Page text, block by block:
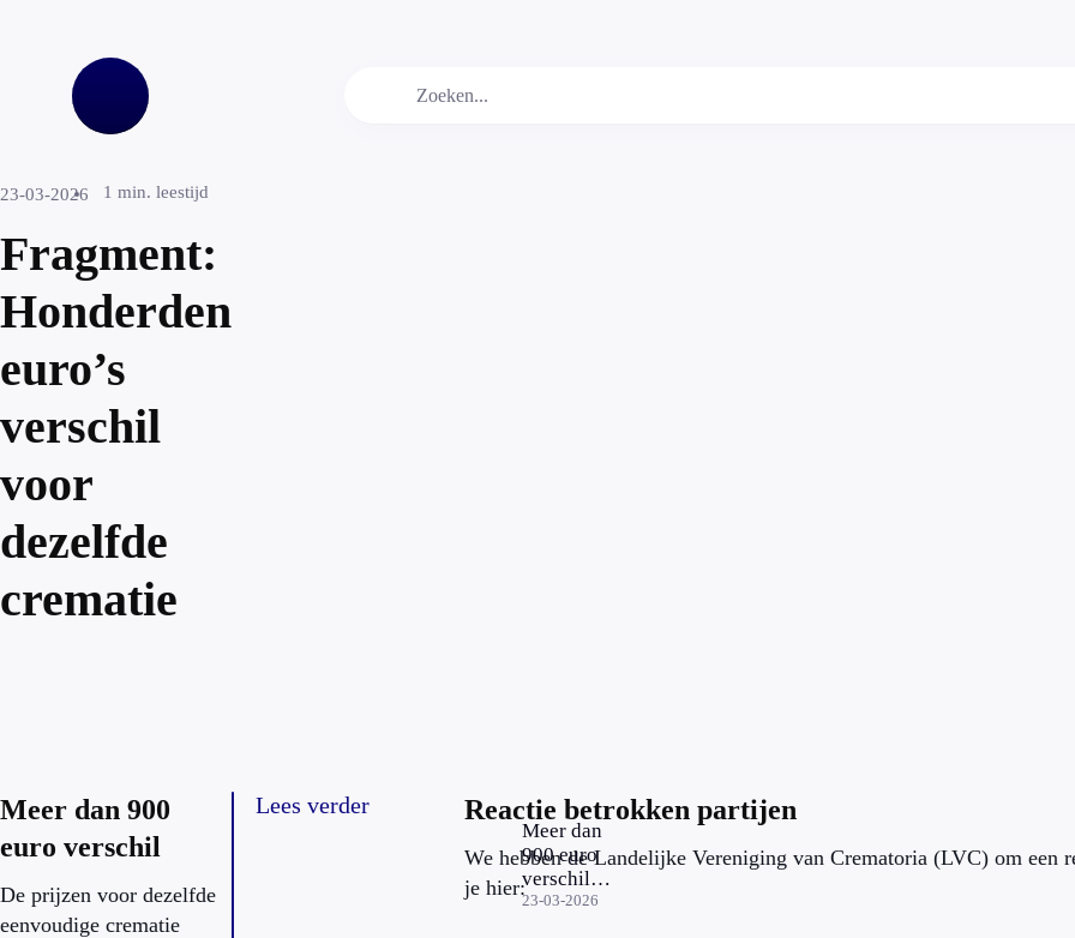
23-03-2026 1 min. leestijd
Fragment:
Honderden
euro’s
verschil
voor
dezelfde
crematie
Meer dan 900
euro verschil
De prijzen voor dezelfde
eenvoudige crematie
Lees verder
Meer dan
900 euro
verschil
voor
23-03-2026
Reactie betrokken partijen
We hebben de Landelijke Vereniging van Crematoria (LVC) om een
je hier: